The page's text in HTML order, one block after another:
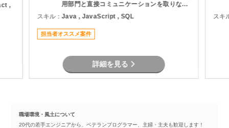
,
用部門と直接コミュニケーションを取りなが
ら、調査・原因分析・改修対応を実施してい
ただきます。 設計から保守運用まで幅広い経
験を活かせるため、Webシステム全体を見な
がら業務を進めたい方におすすめです。
スキル：Java , JavaScript , SQL
担当者オススメ案件
詳細を見る
スキ
職場環境・風土について
20代の若手エンジニアから、ベテランプログラマー、主婦・主夫も歓迎します！